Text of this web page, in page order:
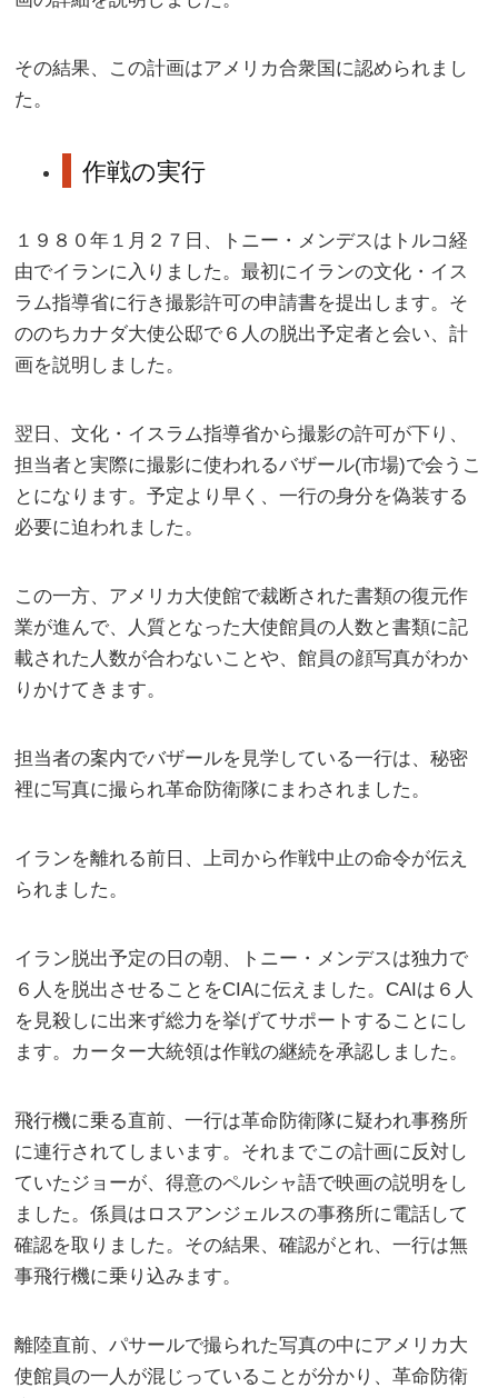
その結果、この計画はアメリカ合衆国に認められまし
た。
作戦の実行
１９８０年１月２７日、トニー・メンデスはトルコ経
由でイランに入りました。最初にイランの文化・イス
ラム指導省に行き撮影許可の申請書を提出します。そ
ののちカナダ大使公邸で６人の脱出予定者と会い、計
画を説明しました。
翌日、文化・イスラム指導省から撮影の許可が下り、
担当者と実際に撮影に使われるバザール(市場)で会うこ
とになります。予定より早く、一行の身分を偽装する
必要に迫われました。
この一方、アメリカ大使館で裁断された書類の復元作
業が進んで、人質となった大使館員の人数と書類に記
載された人数が合わないことや、館員の顔写真がわか
りかけてきます。
担当者の案内でバザールを見学している一行は、秘密
裡に写真に撮られ革命防衛隊にまわされました。
イランを離れる前日、上司から作戦中止の命令が伝え
られました。
イラン脱出予定の日の朝、トニー・メンデスは独力で
６人を脱出させることをCIAに伝えました。CAIは６人
を見殺しに出来ず総力を挙げてサポートすることにし
ます。カーター大統領は作戦の継続を承認しました。
飛行機に乗る直前、一行は革命防衛隊に疑われ事務所
に連行されてしまいます。それまでこの計画に反対し
ていたジョーが、得意のペルシャ語で映画の説明をし
ました。係員はロスアンジェルスの事務所に電話して
確認を取りました。その結果、確認がとれ、一行は無
事飛行機に乗り込みます。
離陸直前、パサールで撮られた写真の中にアメリカ大
使館員の一人が混じっていることが分かり、革命防衛